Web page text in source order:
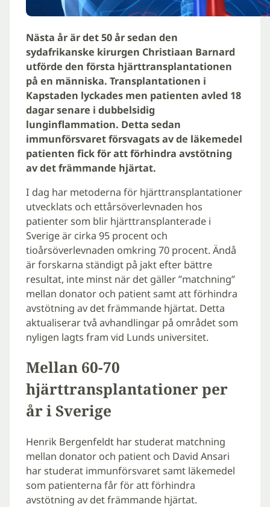
Nästa år är det 50 år sedan den
sydafrikanske kirurgen Christiaan Barnard
utförde den första hjärttransplantationen
på en människa. Transplantationen i
Kapstaden lyckades men patienten avled 18
dagar senare i dubbelsidig
lunginflammation. Detta sedan
immunförsvaret försvagats av de läkemedel
patienten fick för att förhindra avstötning
av det främmande hjärtat.
I dag har metoderna för hjärttransplantationer
utvecklats och ettårsöverlevnaden hos
patienter som blir hjärttransplanterade i
Sverige är cirka 95 procent och
tioårsöverlevnaden omkring 70 procent. Ändå
är forskarna ständigt på jakt efter bättre
resultat, inte minst när det gäller ”matchning”
mellan donator och patient samt att förhindra
avstötning av det främmande hjärtat. Detta
aktualiserar två avhandlingar på området som
nyligen lagts fram vid Lunds universitet.
Mellan 60-70
hjärttransplantationer per
år i Sverige
Henrik Bergenfeldt har studerat matchning
mellan donator och patient och David Ansari
har studerat immunförsvaret samt läkemedel
som patienterna får för att förhindra
avstötning av det främmande hjärtat.